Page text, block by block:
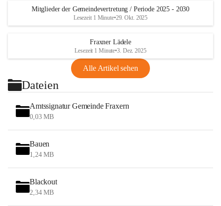
Mitglieder der Gemeindevertretung / Periode 2025 - 2030
Lesezeit 1 Minute•29. Okt. 2025
Fraxner Lädele
Lesezeit 1 Minute•3. Dez. 2025
Alle Artikel sehen
Dateien
Amtssignatur Gemeinde Fraxern
0,03 MB
Bauen
1,24 MB
Blackout
2,34 MB